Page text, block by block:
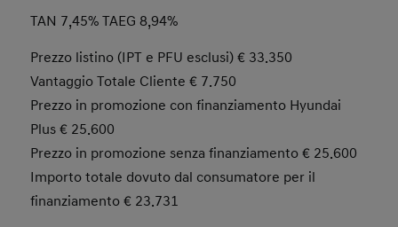
TAN 7,45% TAEG 8,94%
Prezzo listino (IPT e PFU esclusi) € 33.350
Vantaggio Totale Cliente € 7.750
Prezzo in promozione con finanziamento Hyundai
Plus € 25.600
Prezzo in promozione senza finanziamento € 25.600
Importo totale dovuto dal consumatore per il
finanziamento € 23.731